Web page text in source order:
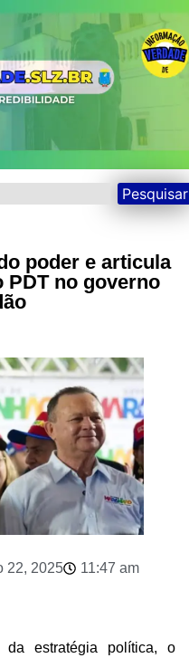
Pesquisar
poder e articula
PDT no governo
22, 2025
11:47 am
da estratégia política, o